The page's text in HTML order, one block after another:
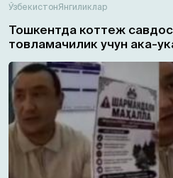
ЎзбекистонЯнгиликлар
Тошкентда коттеж
товламачилик учун ака-